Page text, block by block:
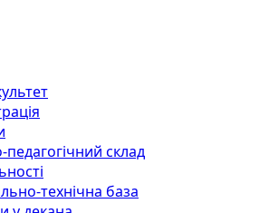
педагогічний склад
технічна база